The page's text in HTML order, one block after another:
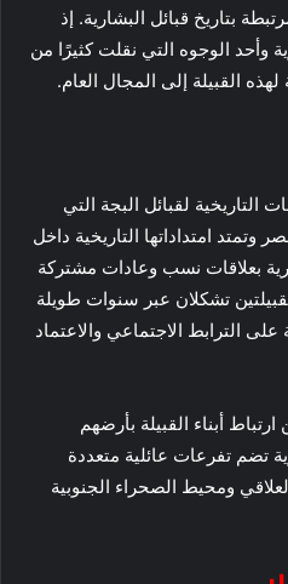
بتاريخ قبائل البشارية. إذ
الوجوه التي نقلت كثيرًا من
لهذه القبيلة إلى المجال العام.
التاريخية لقبائل البجة التي
امتداداتها التاريخية داخل
بعلاقات نسب وعادات مشتركة
تشكلان عبر سنوات طويلة
على الترابط الاجتماعي والاعتماد
أبناء القبيلة بأرضهم
تضم تفرعات عائلية متعددة
ومحيط الصحراء الجنوبية